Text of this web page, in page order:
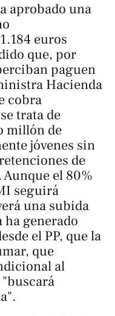
aprobado una
euros
que, por
paguen
Hacienda
cobra
trata de
millón de
jóvenes sin
de
el 80%
seguirá
una subida
ha generado
el PP, que la
que
al